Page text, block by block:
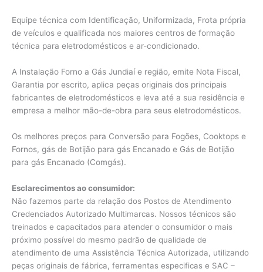
Equipe técnica com Identificação, Uniformizada, Frota própria
de veículos e qualificada nos maiores centros de formação
técnica para eletrodomésticos e ar-condicionado.
A Instalação Forno a Gás Jundiaí e região, emite Nota Fiscal,
Garantia por escrito, aplica peças originais dos principais
fabricantes de eletrodomésticos e leva até a sua residência e
empresa a melhor mão-de-obra para seus eletrodomésticos.
Os melhores preços para Conversão para Fogões, Cooktops e
Fornos, gás de Botijão para gás Encanado e Gás de Botijão
para gás Encanado (Comgás).
Esclarecimentos ao consumidor:
Não fazemos parte da relação dos Postos de Atendimento
Credenciados Autorizado Multimarcas. Nossos técnicos são
treinados e capacitados para atender o consumidor o mais
próximo possível do mesmo padrão de qualidade de
atendimento de uma Assistência Técnica Autorizada, utilizando
peças originais de fábrica, ferramentas especificas e SAC –